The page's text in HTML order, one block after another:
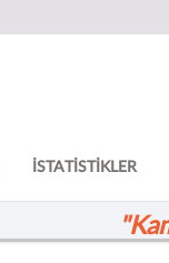
İSTATİSTİKLER